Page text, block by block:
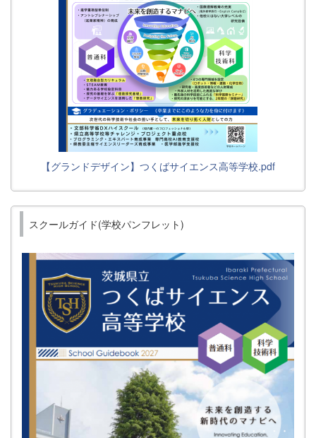
【グランドデザイン】つくばサイエンス高等学校.pdf
スクールガイド(学校パンフレット)